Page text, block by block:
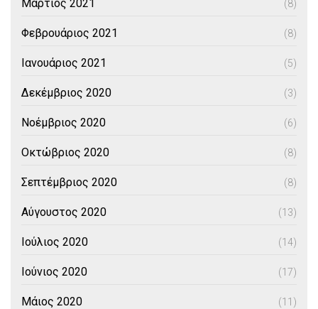
Μάρτιος 2021 (8)
Φεβρουάριος 2021 (8)
Ιανουάριος 2021 (5)
Δεκέμβριος 2020 (3)
Νοέμβριος 2020 (6)
Οκτώβριος 2020 (8)
Σεπτέμβριος 2020 (8)
Αύγουστος 2020 (13)
Ιούλιος 2020 (14)
Ιούνιος 2020 (17)
Μάιος 2020 (11)